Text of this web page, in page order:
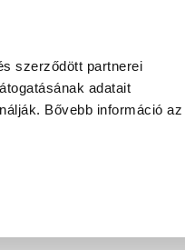
szerződött partnerei
adatait
Bővebb információ az